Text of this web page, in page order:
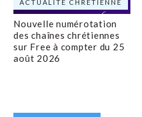
ACTUALITÉ CHRÉTIENNE
Nouvelle numérotation
des chaînes chrétiennes
sur Free à compter du 25
août 2026